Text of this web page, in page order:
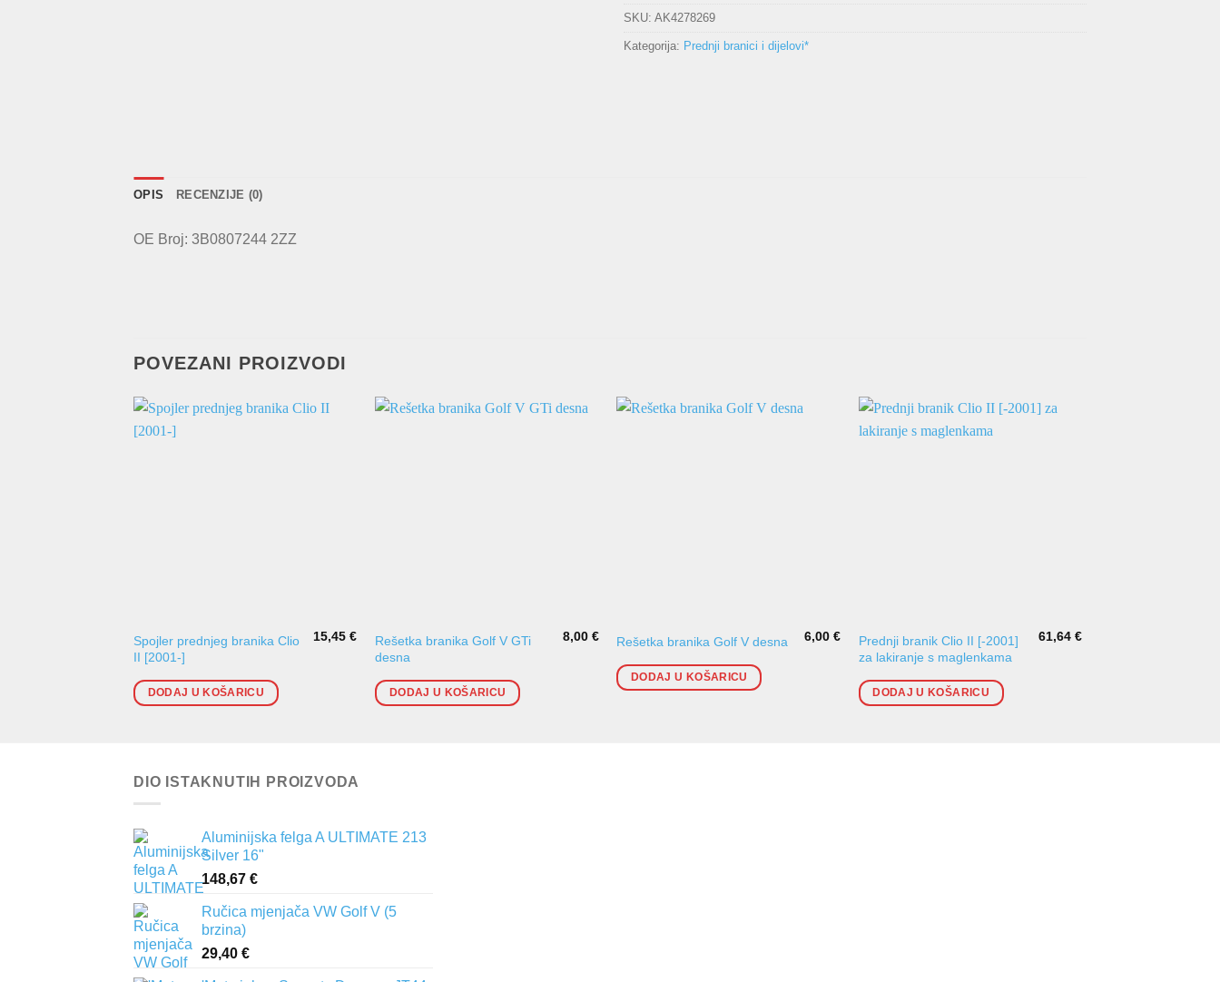
SKU: AK4278269
Kategorija: Prednji branici i dijelovi*
OPIS RECENZIJE (0)
OE Broj: 3B0807244 2ZZ
POVEZANI PROIZVODI
Spojler prednjeg branika Clio
II [2001-]
15,45€
DODAJ U KOŠARICU
Rešetka branika Golf V GTi
desna
8,00 €
DODAJ U KOŠARICU
Rešetka branika Golf V desna 6,00 €
DODAJ U KOŠARICU
Prednji branik Clio II [-2001]
za lakiranje s maglenkama
61,64€
DODAJ U KOŠARICU
DIO ISTAKNUTIH PROIZVODA
Aluminijska felga A ULTIMATE 213
Silver 16"
148,67 €
Ručica mjenjača VW Golf V (5
brzina)
29,40 €